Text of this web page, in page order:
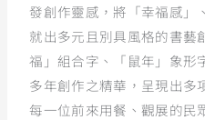
發創作靈感，將「幸福感」
就出多元且別具風格的書藝
福」組合字、「鼠年」象形
多年創作之精華，呈現出多
每一位前來用餐、觀展的民